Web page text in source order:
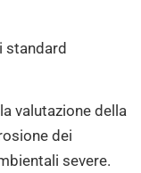
standard
valutazione della
dei
severe.